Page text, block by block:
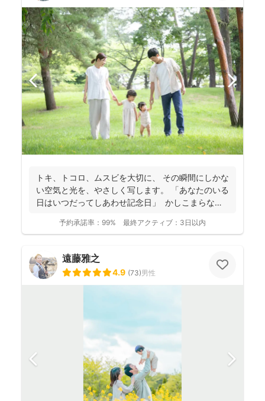
トキ、トコロ、ムスビを大切に、 その瞬間にしかな
い空気と光を、やさしく写します。 「あなたのいる
日はいつだってしあわせ記念日」 かしこまらなく
予約承諾率： 99% 最終アクティブ： 3日以内
遠藤雅之
4.9 (73)男性